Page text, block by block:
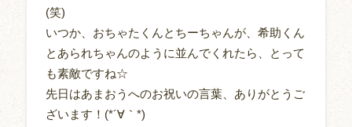
(笑)
いつか、おちゃたくんとちーちゃんが、希助くん
とあられちゃんのように並んでくれたら、とって
も素敵ですね☆
先日はあまおうへのお祝いの言葉、ありがとうご
ざいます！(*´∀｀*)